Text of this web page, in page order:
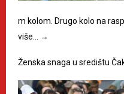
m kolom. Drugo kolo na
više… →
Ženska snaga u središtu